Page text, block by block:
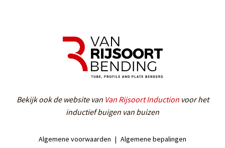
Bekijk ook de website van Van Rijsoort Inductionvoor het
inductief buigen van buizen
Algemene voorwaarden Algemene bepalingen